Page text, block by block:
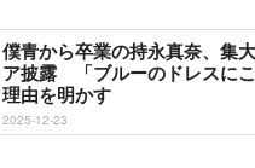
僕青から卒業の持永真奈、集
ア披露 「ブルーのドレスにこ
理由を明かす
2025-12-23